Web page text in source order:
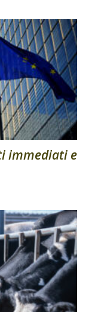
immediati e